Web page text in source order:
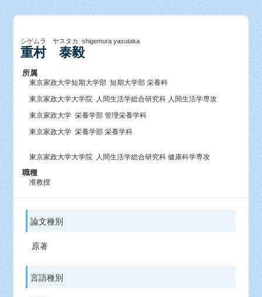
シゲムラ ヤスタカ shigemura yasutaka
重村 泰毅
所属
東京家政大学短期大学部 短期大学部 栄養科
東京家政大学大学院 人間生活学総合研究科 人間生活学専攻
東京家政大学 栄養学部 管理栄養学科
東京家政大学 栄養学部 栄養学科
東京家政大学大学院 人間生活学総合研究科 健康科学専攻
職種
准教授
論文種別
原著
言語種別